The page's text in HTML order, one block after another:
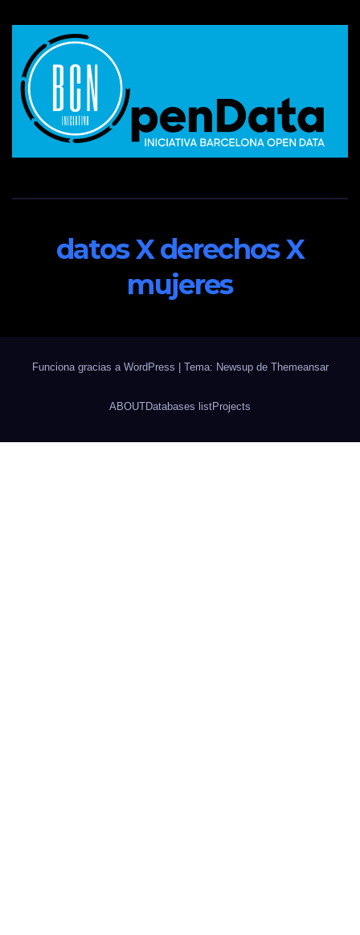
datos X derechos X
mujeres
Funciona gracias a WordPress Tema: Newsup de Themeansar
ABOUTDatabases listProjects